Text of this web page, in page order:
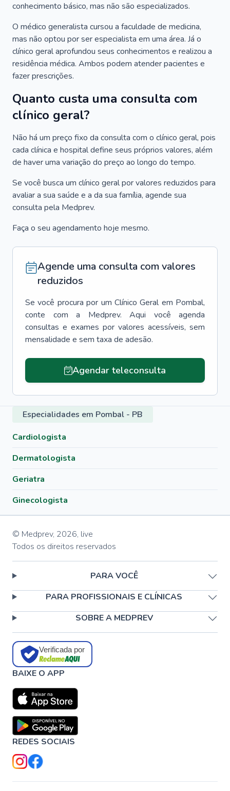
conhecimento básico, mas não são especializados.
O médico generalista cursou a faculdade de medicina,
mas não optou por ser especialista em uma área. Já o
clínico geral aprofundou seus conhecimentos e realizou a
residência médica. Ambos podem atender pacientes e
fazer prescrições.
Quanto custa uma consulta com
clínico geral?
Não há um preço fixo da consulta com o clínico geral, pois
cada clínica e hospital define seus próprios valores, além
de haver uma variação do preço ao longo do tempo.
Se você busca um clínico geral por valores reduzidos para
avaliar a sua saúde e a da sua família, agende sua
consulta pela Medprev.
Faça o seu agendamento hoje mesmo.
Agende uma consulta com valores
reduzidos
Se você procura por um Clínico Geral em Pombal,
conte com a Medprev. Aqui você agenda
consultas e exames por valores acessíveis, sem
mensalidade e sem taxa de adesão.
Agendar teleconsulta
Especialidades em Pombal - PB
Cardiologista
Dermatologista
Geriatra
Ginecologista
© Medprev, 2026, live
Todos os direitos reservados
PARA VOCÊ
PARA PROFISSIONAIS E CLÍNICAS
SOBRE A MEDPREV
Verificada por
BAIXE O APP
REDES SOCIAIS